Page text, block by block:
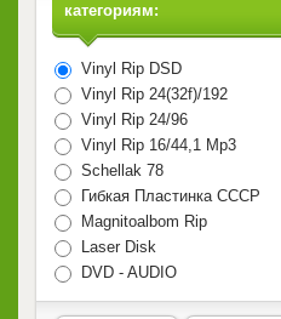
категориям:
Vinyl Rip DSD
Vinyl Rip 24(32f)/192
Vinyl Rip 24/96
Vinyl Rip 16/44,1 Mp3
Schellak 78
Гибкая Пластинка СССР
Magnitoalbom Rip
Laser Disk
DVD - AUDIO